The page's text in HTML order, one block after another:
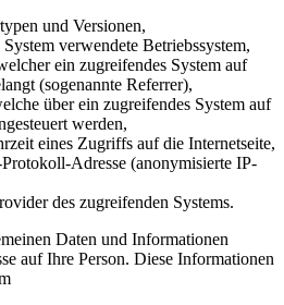
und Versionen,
verwendete Betriebssystem,
ein zugreifendes System auf
(sogenannte Referrer),
über ein zugreifendes System auf
werden,
eines Zugriffs auf die Internetseite,
Adresse (anonymisierte IP-
des zugreifenden Systems.
Daten und Informationen
auf Ihre Person. Diese Informationen